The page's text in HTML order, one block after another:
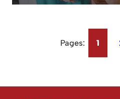
Pages: 1